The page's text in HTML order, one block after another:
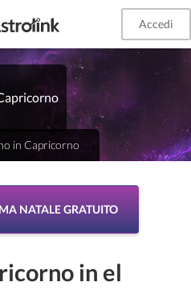
Accedi
in Capricorno
NATALE GRATUITO
in el